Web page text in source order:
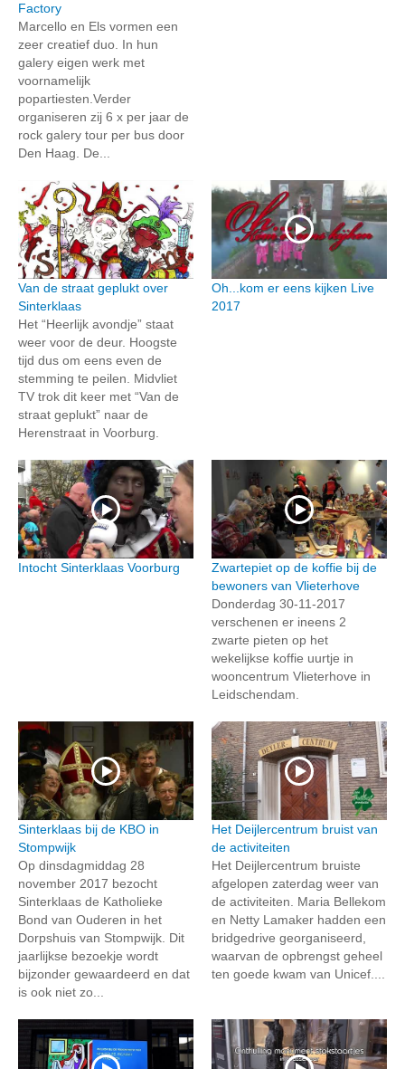
Factory
Marcello en Els vormen een
zeer creatief duo. In hun
galery eigen werk met
voornamelijk
popartiesten.Verder
organiseren zij 6 x per jaar de
rock galery tour per bus door
Den Haag. De...
Van de straat geplukt over
Sinterklaas
Het “Heerlijk avondje” staat
weer voor de deur. Hoogste
tijd dus om eens even de
stemming te peilen. Midvliet
TV trok dit keer met “Van de
straat geplukt” naar de
Herenstraat in Voorburg.
Oh...kom er eens kijken Live
2017
Intocht Sinterklaas Voorburg
Zwartepiet op de koffie bij de
bewoners van Vlieterhove
Donderdag 30-11-2017
verschenen er ineens 2
zwarte pieten op het
wekelijkse koffie uurtje in
wooncentrum Vlieterhove in
Leidschendam.
Sinterklaas bij de KBO in
Stompwijk
Op dinsdagmiddag 28
november 2017 bezocht
Sinterklaas de Katholieke
Bond van Ouderen in het
Dorpshuis van Stompwijk. Dit
jaarlijkse bezoekje wordt
bijzonder gewaardeerd en dat
is ook niet zo...
Het Deijlercentrum bruist van
de activiteiten
Het Deijlercentrum bruiste
afgelopen zaterdag weer van
de activiteiten. Maria Bellekom
en Netty Lamaker hadden een
bridgedrive georganiseerd,
waarvan de opbrengst geheel
ten goede kwam van Unicef....